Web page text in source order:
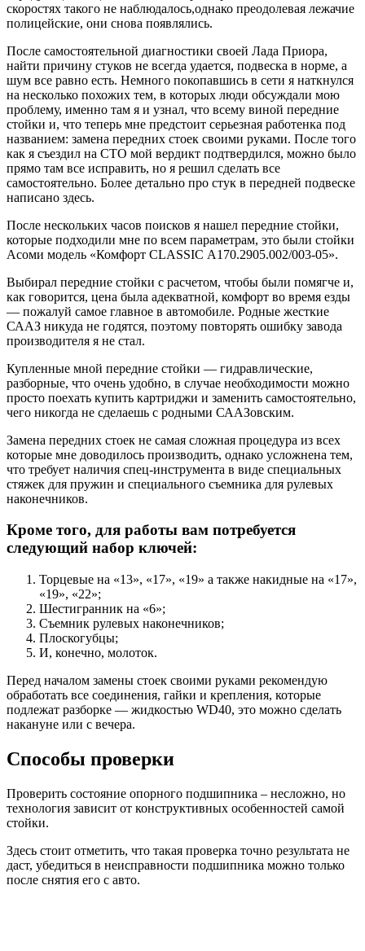
скоростях такого не наблюдалось,однако преодолевая лежачие
полицейские, они снова появлялись.
После самостоятельной диагностики своей Лада Приора,
найти причину стуков не всегда удается, подвеска в норме, а
шум все равно есть. Немного покопавшись в сети я наткнулся
на несколько похожих тем, в которых люди обсуждали мою
проблему, именно там я и узнал, что всему виной передние
стойки и, что теперь мне предстоит серьезная работенка под
названием: замена передних стоек своими руками. После того
как я съездил на СТО мой вердикт подтвердился, можно было
прямо там все исправить, но я решил сделать все
самостоятельно. Более детально про стук в передней подвеске
написано здесь.
После нескольких часов поисков я нашел передние стойки,
которые подходили мне по всем параметрам, это были стойки
Асоми модель «Комфорт CLASSIC А170.2905.002/003-05».
Выбирал передние стойки с расчетом, чтобы были помягче и,
как говорится, цена была адекватной, комфорт во время езды
— пожалуй самое главное в автомобиле. Родные жесткие
СААЗ никуда не годятся, поэтому повторять ошибку завода
производителя я не стал.
Купленные мной передние стойки — гидравлические,
разборные, что очень удобно, в случае необходимости можно
просто поехать купить картриджи и заменить самостоятельно,
чего никогда не сделаешь с родными СААЗовским.
Замена передних стоек не самая сложная процедура из всех
которые мне доводилось производить, однако усложнена тем,
что требует наличия спец-инструмента в виде специальных
стяжек для пружин и специального съемника для рулевых
наконечников.
Кроме того, для работы вам потребуется
следующий набор ключей:
Торцевые на «13», «17», «19» а также накидные на «17»,
«19», «22»;
Шестигранник на «6»;
Съемник рулевых наконечников;
Плоскогубцы;
И, конечно, молоток.
Перед началом замены стоек своими руками рекомендую
обработать все соединения, гайки и крепления, которые
подлежат разборке — жидкостью WD40, это можно сделать
накануне или с вечера.
Способы проверки
Проверить состояние опорного подшипника – несложно, но
технология зависит от конструктивных особенностей самой
стойки.
Здесь стоит отметить, что такая проверка точно результата не
даст, убедиться в неисправности подшипника можно только
после снятия его с авто.